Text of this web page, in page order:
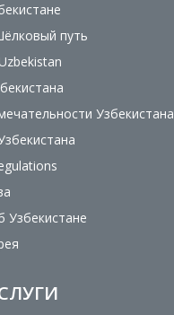
путь
Узбекистана
Узбекистане